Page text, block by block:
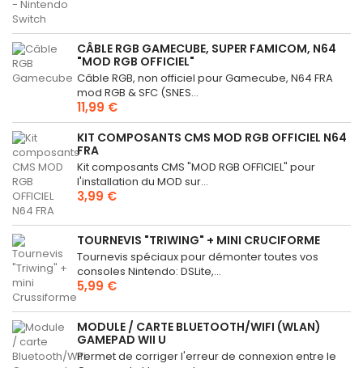
CÂBLE RGB GAMECUBE, SUPER FAMICOM, N64
"MOD RGB OFFICIEL"
Câble RGB, non officiel pour Gamecube, N64 FRA
mod RGB & SFC (SNES...
11,99 €
KIT COMPOSANTS CMS MOD RGB OFFICIEL N64
FRA
Kit composants CMS "MOD RGB OFFICIEL" pour
l'installation du MOD sur...
3,99 €
TOURNEVIS "TRIWING" + MINI CRUCIFORME
Tournevis spéciaux pour démonter toutes vos
consoles Nintendo: DSLite,...
5,99 €
MODULE / CARTE BLUETOOTH/WIFI (WLAN)
GAMEPAD WII U
Permet de corriger l'erreur de connexion entre le